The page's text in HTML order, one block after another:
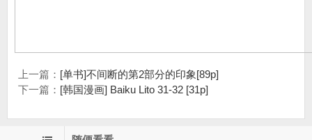
上一篇： [单书]不间断的第2部分的印象[89p]
下一篇： [韩国漫画] Baiku Lito 31-32 [31p]